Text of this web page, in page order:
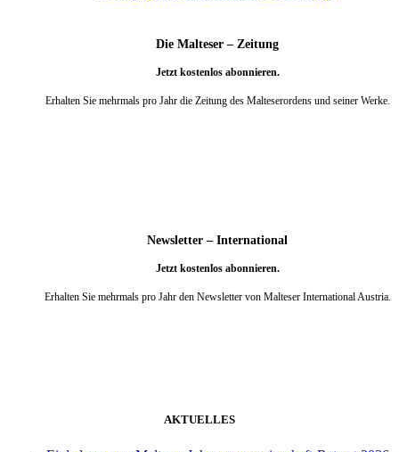
Die Malteser – Zeitung
Jetzt kostenlos abonnieren.
Erhalten Sie mehrmals pro Jahr die Zeitung des Malteserordens und seiner Werke.
Newsletter – International
Jetzt kostenlos abonnieren.
Erhalten Sie mehrmals pro Jahr den Newsletter von Malteser International Austria.
AKTUELLES